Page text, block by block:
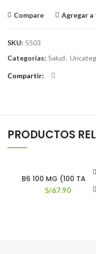
Compare Agregar a
SKU: 5503
Categorías: Salud,
Compartir
PRODUCTOS
B6 100 MG (100 TAB)
S/67.90